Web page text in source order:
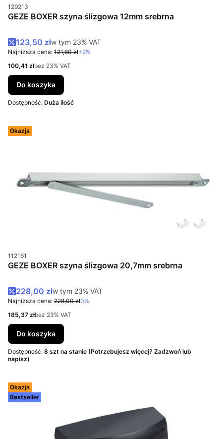
Kod produktu
129213
GEZE BOXER szyna ślizgowa 12mm srebrna
Cena promocyjna brutto
123,50 złw tym %s VAT
w tym 23% VAT
Najniższa cena: 121,60 zł+2%
Cena netto
100,41 złbez 23% VAT
Do koszyka
Dostępność: Duża ilość
Okazja
Kod produktu
112161
GEZE BOXER szyna ślizgowa 20,7mm srebrna
Cena promocyjna brutto
228,00 złw tym %s VAT
w tym 23% VAT
Najniższa cena: 228,00 zł0%
Cena netto
185,37 złbez 23% VAT
Do koszyka
Dostępność: 8 szt na stanie (Potrzebujesz więcej? Zadzwoń lub
napisz)
Okazja
Bestseller